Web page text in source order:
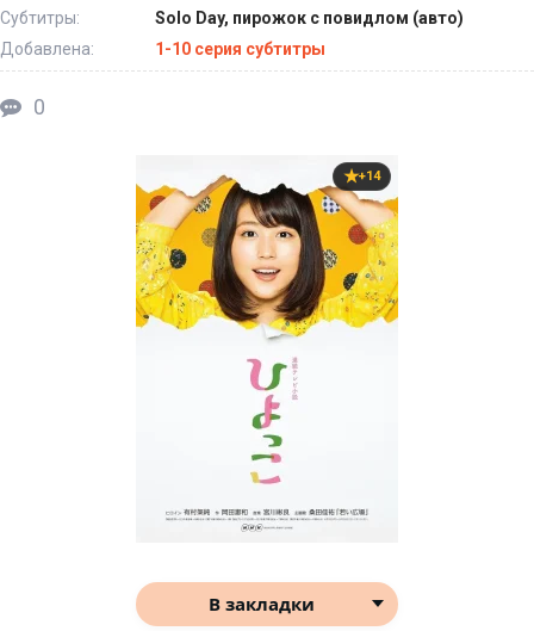
Субтитры:
Solo Day, пирожок с повидлом (авто)
Добавлена:
1-10 серия субтитры
0
+14
В закладки